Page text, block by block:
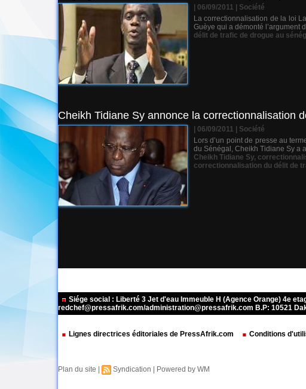
| 06/09/2011
Société
La correctionnalisation de la loi
Guèye qui a démonté l’argument
délit de trafic de drogue au
Cheikh Tidiane Sy annonce la correctionnalisation
| 06/09/2011
Société
Lors d’un point de presse au
du Sénégal, Cheikh Tidiane Sy a
Cheikh Tidiane Sy,
correctionnalisation du délit de
Siége social : Liberté 3 Jet d'eau Immeuble H (Agence Orange) 4e
redchef@pressafrik.com/administration@pressafrik.com B.P: 10521
Lignes directrices éditoriales de PressAfrik.com Conditions
Plan du site Syndication Powered by WM